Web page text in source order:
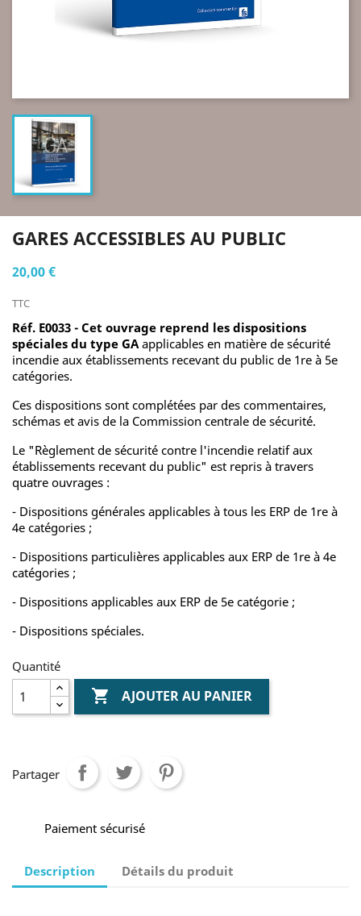
GARES ACCESSIBLES AU PUBLIC
20,00 €
TTC
Réf. E0033 - Cet ouvrage reprend les dispositions
spéciales du type GA applicables en matière de sécurité
incendie aux établissements recevant du public de 1re à 5e
catégories.
Ces dispositions sont complétées par des commentaires,
schémas et avis de la Commission centrale de sécurité.
Le "Règlement de sécurité contre l'incendie relatif aux
établissements recevant du public" est repris à travers
quatre ouvrages :
- Dispositions générales applicables à tous les ERP de 1re à
4e catégories ;
- Dispositions particulières applicables aux ERP de 1re à 4e
catégories ;
- Dispositions applicables aux ERP de 5e catégorie ;
- Dispositions spéciales.
Quantité
 AJOUTER AU PANIER
Partager
Paiement sécurisé
Description Détails du produit